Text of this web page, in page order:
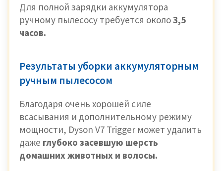
Для полной зарядки аккумулятора
ручному пылесосу требуется около3,5
часов.
Результаты уборки аккумуляторным
ручным пылесосом
Благодаря очень хорошей силе
всасывания и дополнительному режиму
мощности, Dyson V7 Trigger может удалить
даже глубоко засевшую шерсть
домашних животных и волосы.